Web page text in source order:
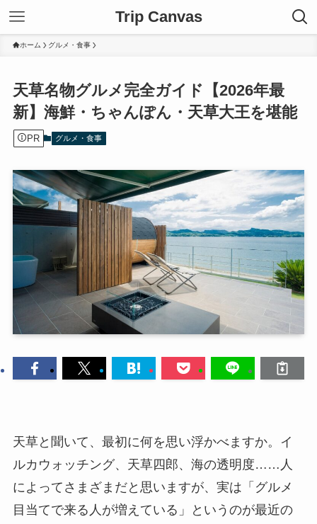
Trip Canvas
ホーム グルメ・食事
天草名物グルメ完全ガイド【2026年最
新】海鮮・ちゃんぽん・天草大王を堪能
PR グルメ・食事
天草と聞いて、最初に何を思い浮かべますか。イ
ルカウォッチング、天草四郎、海の透明度……人
によってさまざまだと思いますが、実は「グルメ
目当てで来る人が増えている」というのが最近の